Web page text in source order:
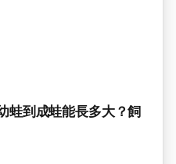
蛙到成蛙能長多大？飼